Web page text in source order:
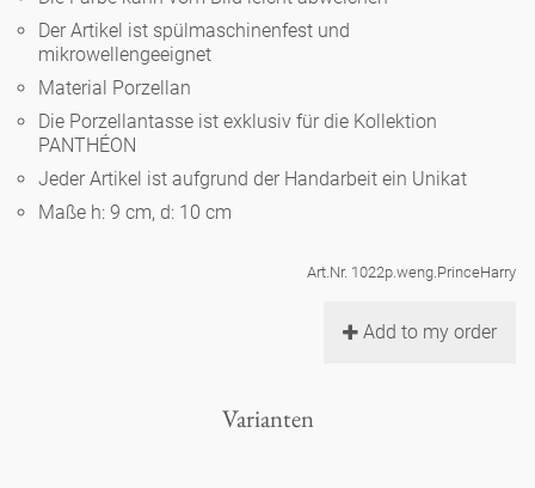
Porzellan
Ozean
klassische Musiker
zeitgenössische Musiker
Espressotassen 'Glam'
Runde Teller - weiß
Ovale Teller - weiß
Runde Teller 'de Luxe'
Tiefe Teller - weiß
Ovale Teller 'de Luxe'
Lange Teller 'de Luxe'
Noël
Teekanne
Vasen 'de Luxe'
Fressnapf
Goldener Käfig
Korb 'de Luxe'
Schalen 'de Luxe'
Hände und Füße
Bad
Schnickschnack
Räucherstäbchenhalter
Unpraktisch
Spielen
Dies & Das
Buchstaben
Besteck
Schachspiel Alice
Porzellanfiguren
Alices Schachspiel 'de Luxe'
noch mehr Figuren
Berliner Duft
Der Artikel ist spülmaschinenfest und
mikrowellengeeignet
Material Porzellan
Die Porzellantasse ist exklusiv für die Kollektion
PANTHÉON
Jeder Artikel ist aufgrund der Handarbeit ein Unikat
Maße h: 9 cm, d: 10 cm
Art.Nr. 1022p.weng.PrinceHarry
Add to my order
Varianten